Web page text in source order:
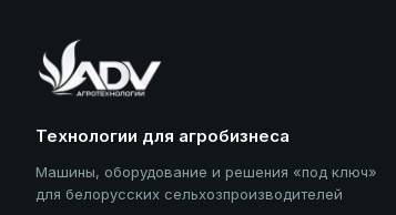
Технологии для агробизнеса
Машины, оборудование и решения «под ключ»
для белорусских сельхозпроизводителей